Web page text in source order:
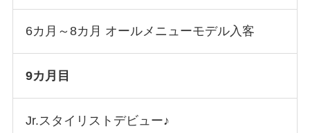
6カ月～8カ月 オールメニューモデル入客
9カ月目
Jr.スタイリストデビュー♪